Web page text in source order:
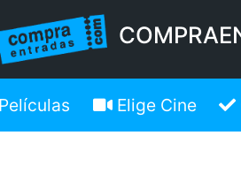
Elige Cine